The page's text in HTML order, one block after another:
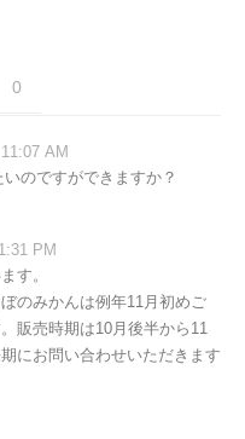
0
AM
のですができますか？
PM
す。
のみかんは例年11月初めご
販売時期は10月後半から11
にお問い合わせいただきます